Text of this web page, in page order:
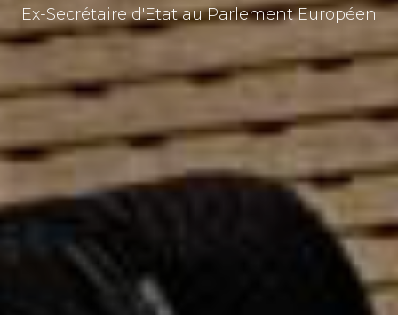
Ex-Secrétaire d'Etat au Parlement Européen